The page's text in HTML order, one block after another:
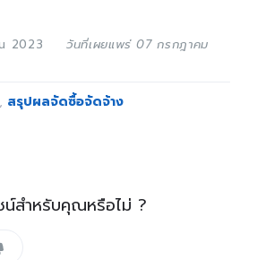
2023
วันที่เผยแพร่ 07 กรกฎาคม
, สรุปผลจัดซื้อจัดจ้าง
น์สำหรับคุณหรือไม่ ?